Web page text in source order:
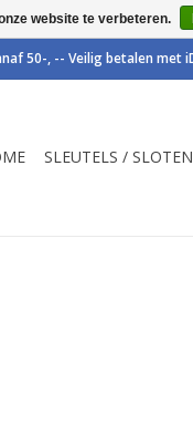
SLEUTELS / SLOTEN
website te verbeteren.